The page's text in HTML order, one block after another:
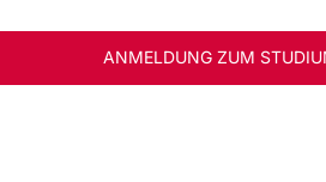
ANMELDUNG ZUM